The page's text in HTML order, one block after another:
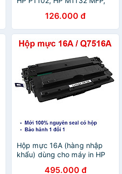
126.000 đ
Hộp mực 16A (hàng nhập
khẩu) dùng cho máy in HP
495.000 đ